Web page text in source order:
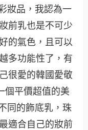
妝品，我認為一
前乳也是不可少
的氣色，且可以
多功能性了，有
很愛的韓國愛敬
個平價超值的美
同的飾底乳，珠
適合自己的妝前